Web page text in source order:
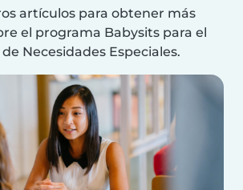
artículos para obtener más
el programa Babysits para el
Necesidades Especiales.